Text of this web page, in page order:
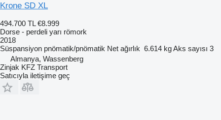
Krone SD XL
494.700 TL €8.999
Dorse - perdeli yarı römork
2018
Süspansiyon pnömatik/pnömatik Net ağırlık 6.614 kgAks sayısı 3
Almanya, Wassenberg
Zinjak KFZ Transport
Satıcıyla iletişime geç